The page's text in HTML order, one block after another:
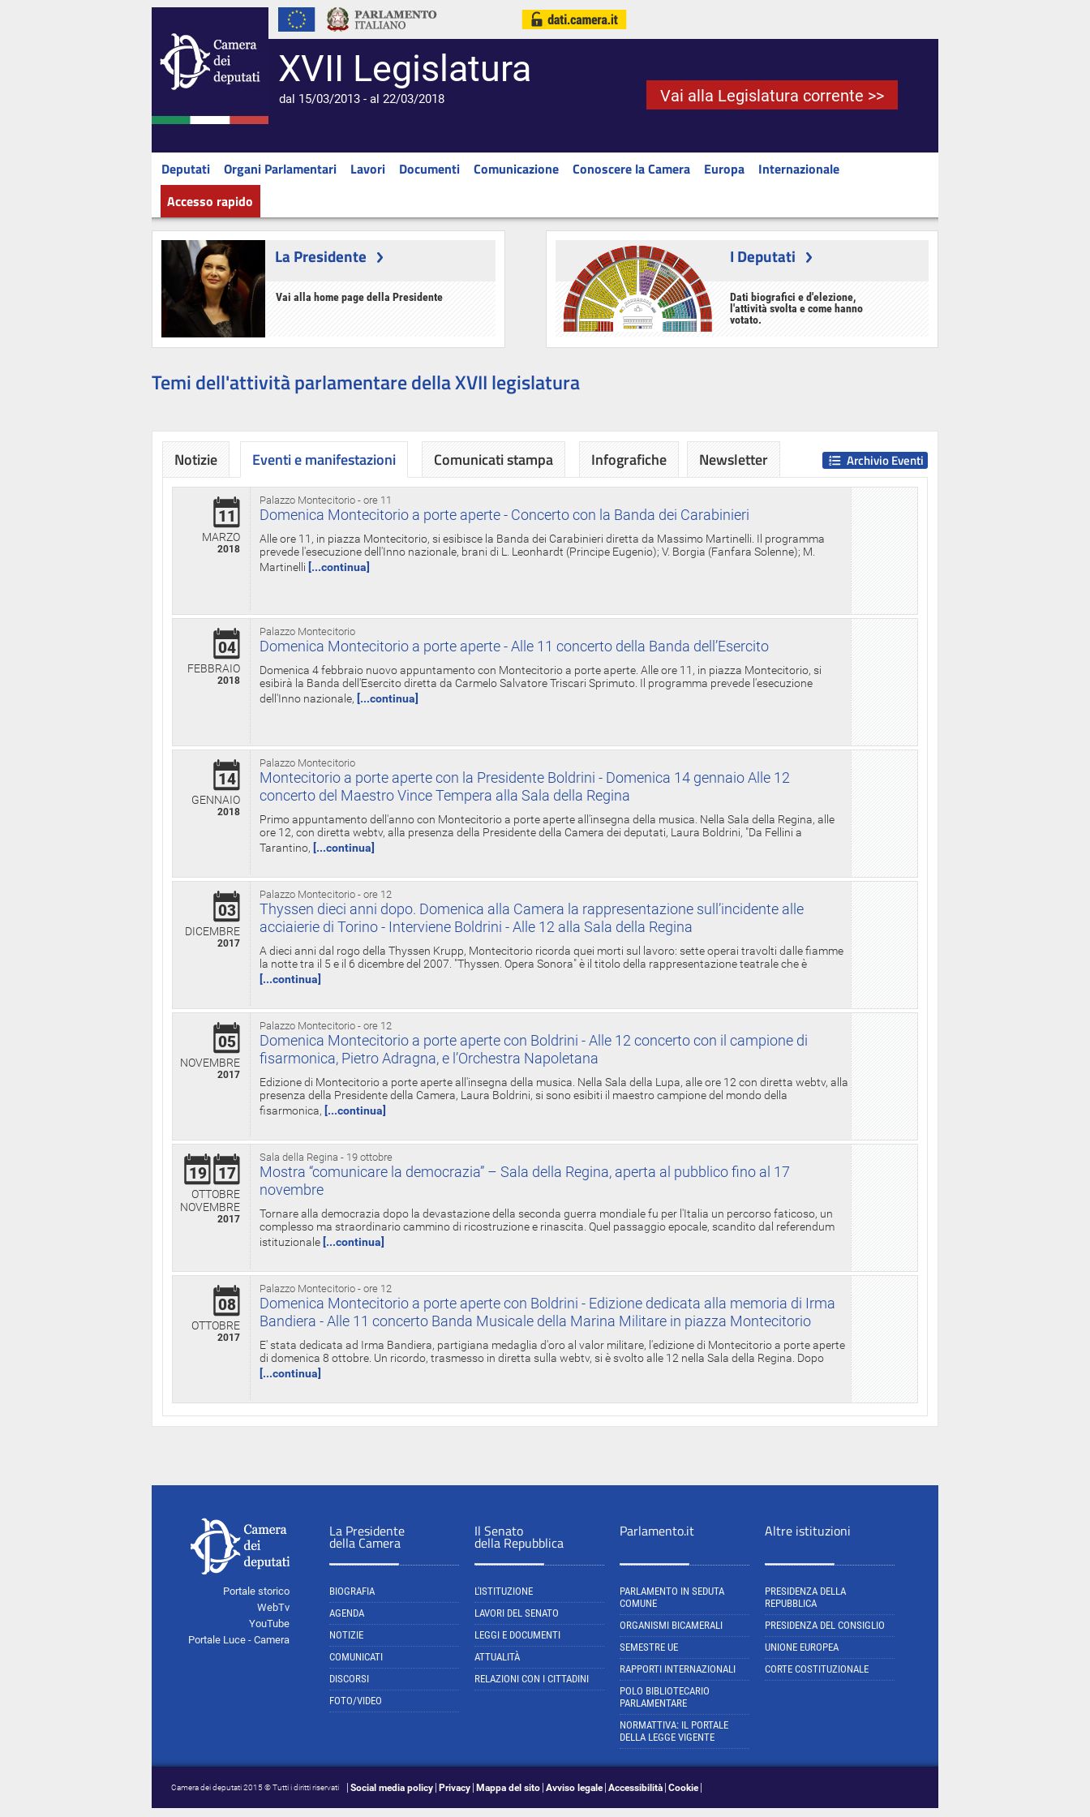
XVII Legislatura
dal 15/03/2013 - al 22/03/2018 Vai alla Legislatura corrente >>
Deputati Organi Parlamentari Lavori Documenti Comunicazione Conoscere la Camera Europa
Internazionale
Accesso rapido
La Presidente
Vai alla home page della Presidente
I Deputati
Dati biografici e d'elezione,
l'attività svolta e come hanno
votato.
Temi dell'attività parlamentare della XVII legislatura
Notizie Eventi e manifestazioni
Palazzo Montecitorio - ore 11
11
MARZO
2018
Domenica Montecitorio a porte aperte - Concerto con la Banda dei Carabinieri
Alle ore 11, in piazza Montecitorio, si esibisce la Banda dei Carabinieri diretta da Massimo Martinelli. Il programma
prevede l'esecuzione dell'Inno nazionale, brani di L. Leonhardt (Principe Eugenio); V. Borgia (Fanfara Solenne); M.
Martinelli [...continua]
Palazzo Montecitorio
04
FEBBRAIO
2018
Domenica Montecitorio a porte aperte - Alle 11 concerto della Banda dell’Esercito
Domenica 4 febbraio nuovo appuntamento con Montecitorio a porte aperte. Alle ore 11, in piazza Montecitorio, si
esibirà la Banda dell'Esercito diretta da Carmelo Salvatore Triscari Sprimuto. Il programma prevede l'esecuzione
dell'Inno nazionale, [...continua]
Palazzo Montecitorio
14
GENNAIO
2018
Montecitorio a porte aperte con la Presidente Boldrini - Domenica 14 gennaio Alle 12
concerto del Maestro Vince Tempera alla Sala della Regina
Primo appuntamento dell'anno con Montecitorio a porte aperte all'insegna della musica. Nella Sala della Regina, alle
ore 12, con diretta webtv, alla presenza della Presidente della Camera dei deputati, Laura Boldrini, "Da Fellini a
Tarantino, [...continua]
Palazzo Montecitorio - ore 12
03
DICEMBRE
2017
Thyssen dieci anni dopo. Domenica alla Camera la rappresentazione sull’incidente alle
acciaierie di Torino - Interviene Boldrini - Alle 12 alla Sala della Regina
A dieci anni dal rogo della Thyssen Krupp, Montecitorio ricorda quei morti sul lavoro: sette operai travolti dalle fiamme
la notte tra il 5 e il 6 dicembre del 2007. "Thyssen. Opera Sonora" è il titolo della rappresentazione teatrale che è
[...continua]
Palazzo Montecitorio - ore 12
05
NOVEMBRE
2017
Domenica Montecitorio a porte aperte con Boldrini - Alle 12 concerto con il campione di
fisarmonica, Pietro Adragna, e l’Orchestra Napoletana
Edizione di Montecitorio a porte aperte all'insegna della musica. Nella Sala della Lupa, alle ore 12 con diretta webtv, alla
presenza della Presidente della Camera, Laura Boldrini, si sono esibiti il maestro campione del mondo della
fisarmonica, [...continua]
Sala della Regina - 19 ottobre
19 17
OTTOBRE
NOVEMBRE
2017
Mostra “comunicare la democrazia” – Sala della Regina, aperta al pubblico fino al 17
novembre
Tornare alla democrazia dopo la devastazione della seconda guerra mondiale fu per l'Italia un percorso faticoso, un
complesso ma straordinario cammino di ricostruzione e rinascita. Quel passaggio epocale, scandito dal referendum
istituzionale [...continua]
Palazzo Montecitorio - ore 12
08
OTTOBRE
2017
Domenica Montecitorio a porte aperte con Boldrini - Edizione dedicata alla memoria di Irma
Bandiera - Alle 11 concerto Banda Musicale della Marina Militare in piazza Montecitorio
E' stata dedicata ad Irma Bandiera, partigiana medaglia d'oro al valor militare, l'edizione di Montecitorio a porte aperte
di domenica 8 ottobre. Un ricordo, trasmesso in diretta sulla webtv, si è svolto alle 12 nella Sala della Regina. Dopo
[...continua]
Archivio Eventi
Comunicati stampa Infografiche Newsletter
Portale storico
WebTv
YouTube
Portale Luce - Camera
La Presidente
della Camera
BIOGRAFIA
AGENDA
NOTIZIE
COMUNICATI
DISCORSI
FOTO/VIDEO
Il Senato
della Repubblica
L'ISTITUZIONE
LAVORI DEL SENATO
LEGGI E DOCUMENTI
ATTUALITÀ
RELAZIONI CON I CITTADINI
Parlamento.it
PARLAMENTO IN SEDUTA
COMUNE
ORGANISMI BICAMERALI
SEMESTRE UE
RAPPORTI INTERNAZIONALI
POLO BIBLIOTECARIO
PARLAMENTARE
NORMATTIVA: IL PORTALE
DELLA LEGGE VIGENTE
Altre istituzioni
PRESIDENZA DELLA
REPUBBLICA
PRESIDENZA DEL CONSIGLIO
UNIONE EUROPEA
CORTE COSTITUZIONALE
Camera dei deputati 2015 © Tutti i diritti riservati Social media policy Privacy Mappa del sito Avviso legale Accessibilità Cookie